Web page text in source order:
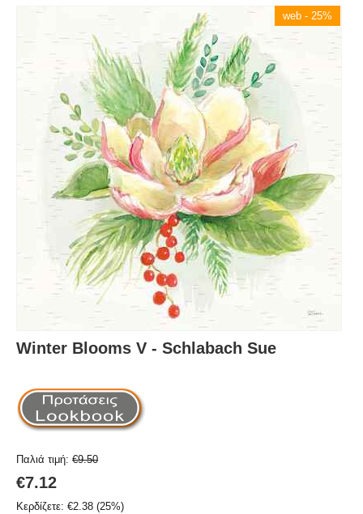
web - 25%
Winter Blooms V - Schlabach Sue
Παλιά τιμή: €9.50
€7.12
Κερδίζετε: €2.38 (25%)